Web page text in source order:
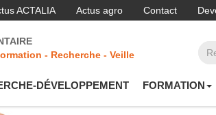
ACTALIA Actus agro Contact
- Recherche - Veille
DÉVELOPPEMENT FORMATION